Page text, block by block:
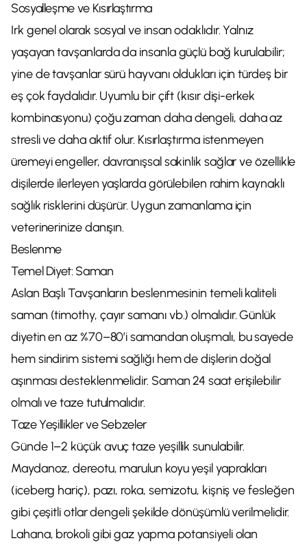
Sosyalleşme ve Kısırlaştırma
Irk genel olarak sosyal ve insan odaklıdır. Yalnız
yaşayan tavşanlarda da insanla güçlü bağ kurulabilir;
yine de tavşanlar sürü hayvanı oldukları için türdeş bir
eş çok faydalıdır. Uyumlu bir çift (kısır dişi-erkek
kombinasyonu) çoğu zaman daha dengeli, daha az
stresli ve daha aktif olur. Kısırlaştırma istenmeyen
üremeyi engeller, davranışsal sakinlik sağlar ve özellikle
dişilerde ilerleyen yaşlarda görülebilen rahim kaynaklı
sağlık risklerini düşürür. Uygun zamanlama için
veterinerinize danışın.
Beslenme
Temel Diyet: Saman
Aslan Başlı Tavşanların beslenmesinin temeli kaliteli
saman (timothy, çayır samanı vb.) olmalıdır. Günlük
diyetin en az %70–80’i samandan oluşmalı, bu sayede
hem sindirim sistemi sağlığı hem de dişlerin doğal
aşınması desteklenmelidir. Saman 24 saat erişilebilir
olmalı ve taze tutulmalıdır.
Taze Yeşillikler ve Sebzeler
Günde 1–2 küçük avuç taze yeşillik sunulabilir.
Maydanoz, dereotu, marulun koyu yeşil yaprakları
(iceberg hariç), pazı, roka, semizotu, kişniş ve fesleğen
gibi çeşitli otlar dengeli şekilde dönüşümlü verilmelidir.
Lahana, brokoli gibi gaz yapma potansiyeli olan